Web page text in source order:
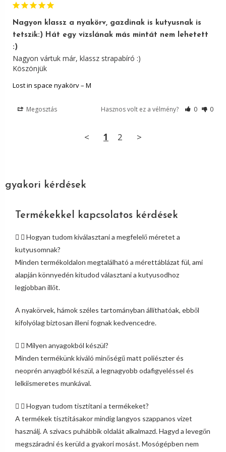
Nagyon klassz a nyakörv, gazdinak is kutyusnak is
tetszik:) Hát egy vizslának más mintát nem lehetett
:)
Nagyon vártuk már, klassz strapabíró :)
Lost in space nyakörv – M
Megosztás Hasznos volt ez a vélmény? 0 0
< 1 2 >
gyakori kérdések
Termékekkel kapcsolatos kérdések
Hogyan tudom kiválasztani a megfelelő méretet a
kutyusomnak?
Minden termékoldalon megtalálható a mérettáblázat fül, ami
alapján könnyedén kitudod választani a kutyusodhoz
legjobban illőt.
A nyakörvek, hámok széles tartományban állíthatóak, ebből
kifolyólag biztosan illeni fognak kedvencedre.
Milyen anyagokból készül?
Minden termékünk kiváló minőségű matt poliészter és
neoprén anyagból készül, a legnagyobb odafigyeléssel és
lelkiismeretes munkával.
Hogyan tudom tisztítani a termékeket?
A termékek tisztításakor mindig langyos szappanos vizet
használj. A szivacs puhábbik oldalát alkalmazd. Hagyd a levegőn
megszáradni és kerüld a gyakori mosást. Mosógépben nem